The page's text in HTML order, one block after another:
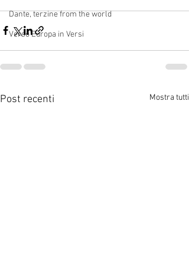
Dante, terzine from the world
Verso Europa in Versi
Post recenti Mostra tutti